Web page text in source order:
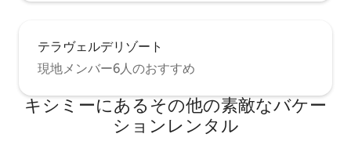
テラヴェルデリゾート
現地メンバー6人のおすすめ
キシミーにあるその他の素敵なバケー
ションレンタル